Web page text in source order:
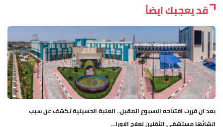
قد يعجبك ايضاً
بعد ان قررت افتتاحه الاسبوع المقبل.. العتبة الحسينية تكشف عن سبب
انشائها مستشفى الثقلين لعلاج الاورا...